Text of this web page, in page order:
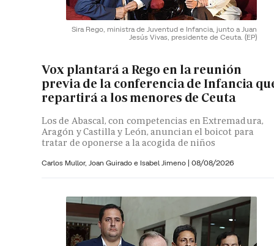
Sira Rego, ministra de Juventud e Infancia, junto a Juan
Jesús Vivas, presidente de Ceuta. (EP)
Vox plantará a Rego en la reunión
previa de la conferencia de Infancia
repartirá a los menores de Ceuta
Los de Abascal, con competencias en Extremadura,
Aragón y Castilla y León, anuncian el boicot para
tratar de oponerse a la acogida de niños
Carlos Mullor, Joan Guirado e Isabel Jimeno | 08/08/2026